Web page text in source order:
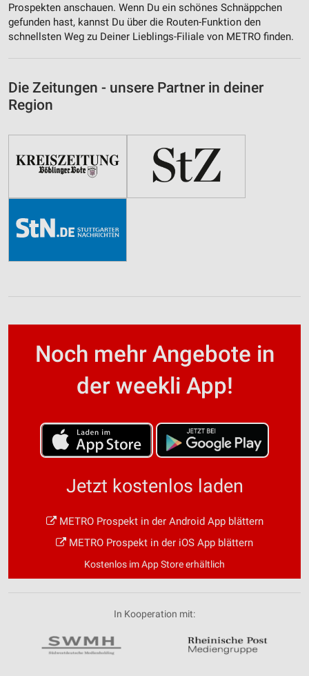
Prospekten anschauen. Wenn Du ein schönes Schnäppchen
gefunden hast, kannst Du über die Routen-Funktion den
schnellsten Weg zu Deiner Lieblings-Filiale von METRO finden.
Die Zeitungen - unsere Partner in deiner
Region
Noch mehr Angebote in
der weekli App!
Jetzt kostenlos laden
METRO Prospekt in der Android App blättern
METRO Prospekt in der iOS App blättern
Kostenlos im App Store erhältlich
In Kooperation mit: